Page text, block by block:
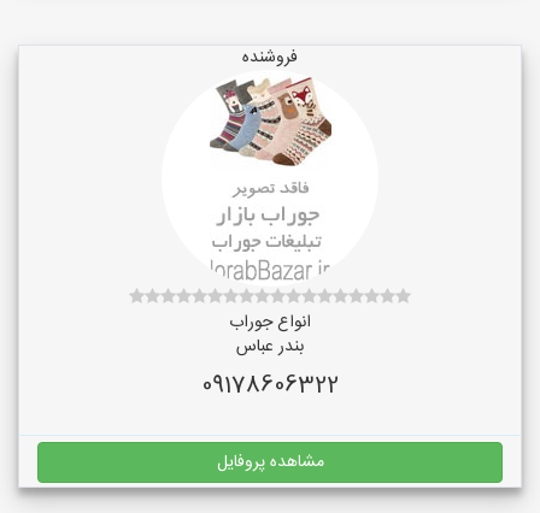
فروشنده
انواع جوراب
بندر عباس
09178606322
مشاهده پروفایل